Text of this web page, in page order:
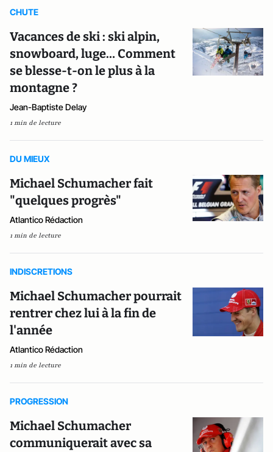
CHUTE
Vacances de ski : ski alpin,
snowboard, luge… Comment
se blesse-t-on le plus à la
montagne ?
Jean-Baptiste Delay
1 min de lecture
DU MIEUX
Michael Schumacher fait
"quelques progrès"
Atlantico Rédaction
1 min de lecture
INDISCRETIONS
Michael Schumacher pourrait
rentrer chez lui à la fin de
l'année
Atlantico Rédaction
1 min de lecture
PROGRESSION
Michael Schumacher
communiquerait avec sa